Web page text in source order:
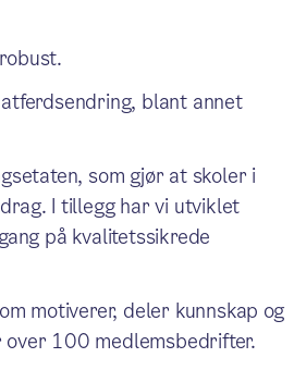
blant annet
som gjør at skoler i
I tillegg har vi utviklet
på kvalitetssikrede
motiverer, deler kunnskap og
100 medlemsbedrifter.